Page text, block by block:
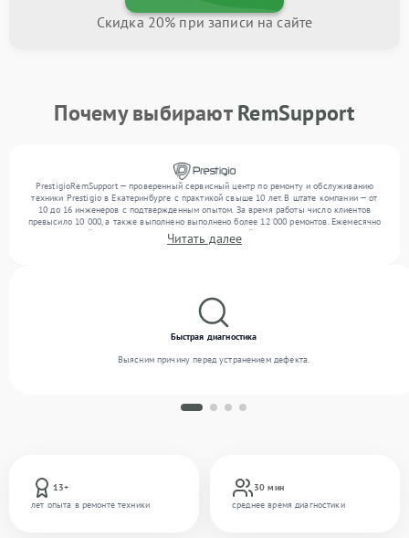
Скидка 20% при записи на сайте
Почему выбираютRemSupport
PrestigioRemSupport — проверенный сервисный центр по ремонту и обслуживанию
техники Prestigio в Екатеринбурге с практикой свыше 10 лет. В штате компании — от
10 до 16 инженеров с подтвержденным опытом. За время работы число клиентов
превысило 10 000, а также выполнено выполнено более 12 000 ремонтов. Ежемесячно
в сервисный центр поступает более 300 обращений, включая , , . Мы работаем с
широким спектром неисправностей и поддерживаем высокий стандарт качества
Читать далее
13+
лет опыта в ремонте техники
30 мин
среднее время диагностики
Быстрая диагностика
Выясним причину перед устранением дефекта.